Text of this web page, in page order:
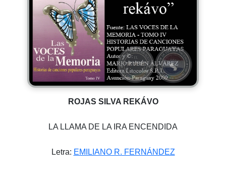
ROJAS SILVA REKÁVO
LA LLAMA DE LA IRA ENCENDIDA
Letra: EMILIANO R. FERNÁNDEZ